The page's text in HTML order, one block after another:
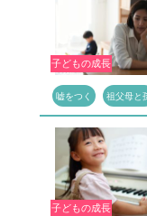
子どもの成長
嘘をつく 祖父母と
子どもの成長